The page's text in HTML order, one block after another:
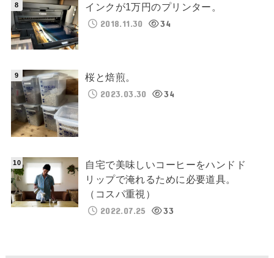
インクが1万円のプリンター。
2018.11.30
34
桜と焙煎。
2023.03.30
34
自宅で美味しいコーヒーをハンドド
リップで淹れるために必要道具。
（コスパ重視）
2022.07.25
33